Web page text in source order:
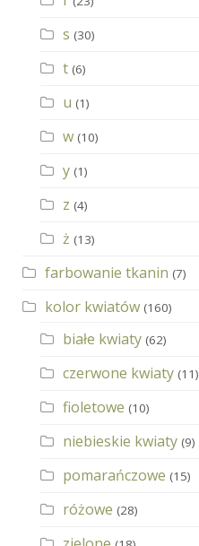
s (30)
t (6)
u (1)
w (10)
y (1)
z (4)
ż (13)
farbowanie tkanin (7)
kolor kwiatów (160)
białe kwiaty (62)
czerwone kwiaty (11)
fioletowe (10)
niebieskie kwiaty (9)
pomarańczowe (15)
różowe (28)